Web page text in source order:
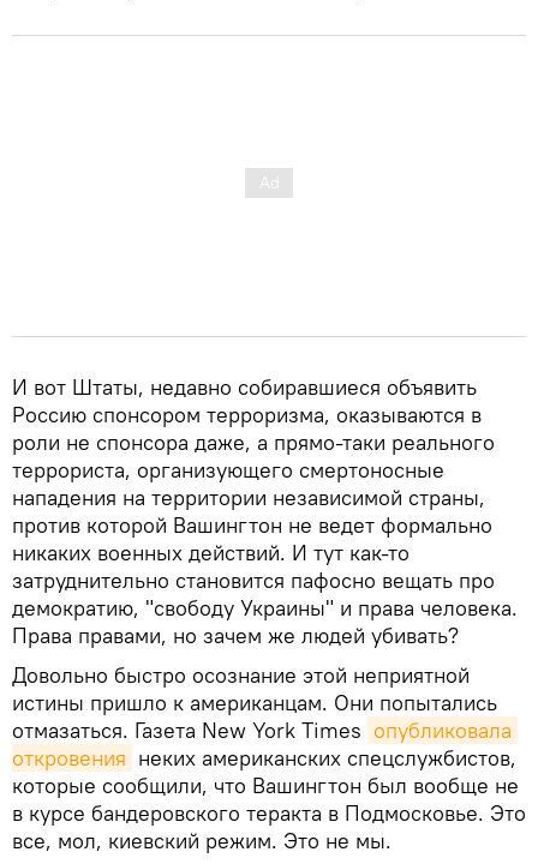
И вот Штаты, недавно собиравшиеся объявить
Россию спонсором терроризма, оказываются в
роли не спонсора даже, а прямо-таки реального
террориста, организующего смертоносные
нападения на территории независимой страны,
против которой Вашингтон не ведет формально
никаких военных действий. И тут как-то
затруднительно становится пафосно вещать про
демократию, "свободу Украины" и права человека.
Права правами, но зачем же людей убивать?
Довольно быстро осознание этой неприятной
истины пришло к американцам. Они попытались
отмазаться. Газета New York Times опубликовала
откровения неких американских спецслужбистов,
которые сообщили, что Вашингтон был вообще не
в курсе бандеровского теракта в Подмосковье. Это
все, мол, киевский режим. Это не мы.